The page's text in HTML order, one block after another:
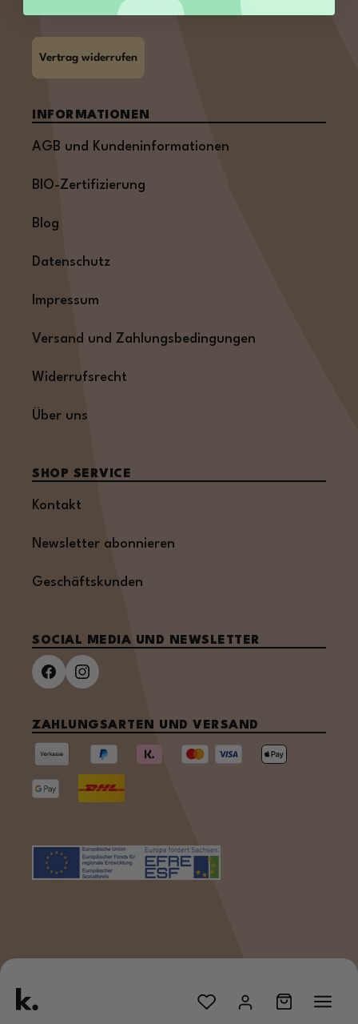
Oder über unser Kontaktformular
Vertrag widerrufen
INFORMATIONEN
AGB und Kundeninformationen
BIO-Zertifizierung
Blog
Datenschutz
Impressum
Versand und Zahlungsbedingungen
Widerrufsrecht
Über uns
SHOP SERVICE
Kontakt
Newsletter abonnieren
Geschäftskunden
SOCIAL MEDIA UND NEWSLETTER
ZAHLUNGSARTEN UND VERSAND